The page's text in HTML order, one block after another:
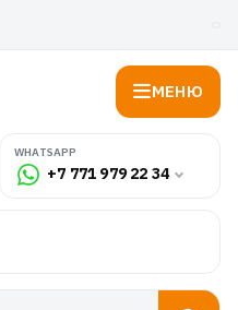
МЕНЮ
WHATSAPP
+7 771 979 22 34